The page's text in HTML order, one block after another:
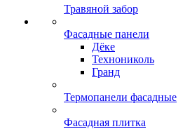
Травяной забор
Фасадные панели
Дёке
Технониколь
Гранд
Термопанели фасадные
Фасадная плитка